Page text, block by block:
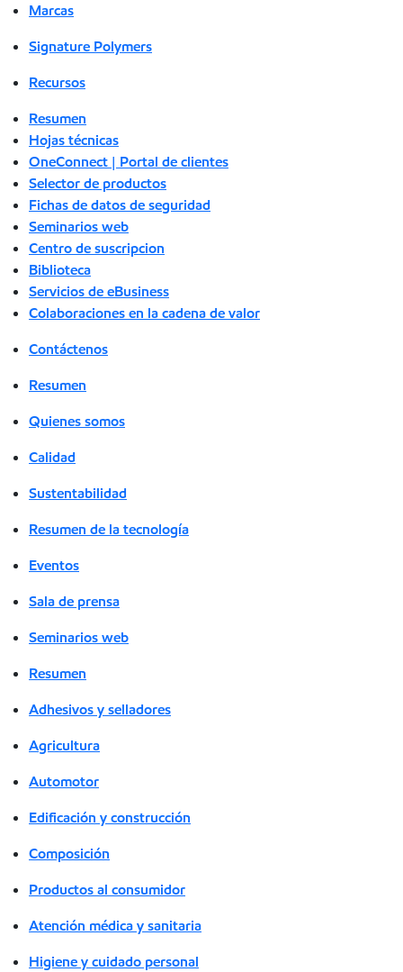
Marcas
Signature Polymers
Recursos
Resumen
Hojas técnicas
OneConnect | Portal de clientes
Selector de productos
Fichas de datos de seguridad
Seminarios web
Centro de suscripcion
Biblioteca
Servicios de eBusiness
Colaboraciones en la cadena de valor
Contáctenos
Resumen
Quienes somos
Calidad
Sustentabilidad
Resumen de la tecnología
Eventos
Sala de prensa
Seminarios web
Resumen
Adhesivos y selladores
Agricultura
Automotor
Edificación y construcción
Composición
Productos al consumidor
Atención médica y sanitaria
Higiene y cuidado personal